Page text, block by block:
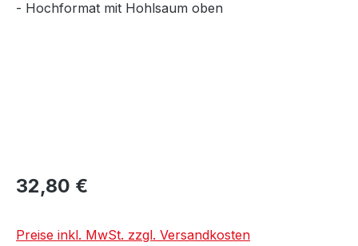
32,80 €
Preise inkl. MwSt. zzgl. Versandkosten